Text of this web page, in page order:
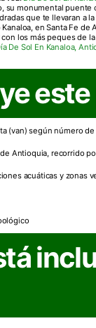
su monumental puente
que te llevaran a
en Santa Fe de
los más peques de
De Sol En Kanaloa,
(van) según número de
Antioquia, recorrido
acuáticas y zonas